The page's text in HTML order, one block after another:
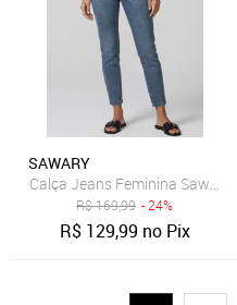
SAWARY
Calça Jeans Feminina Sawary
R$169,99 - 24%
R$ 129,99 no Pix